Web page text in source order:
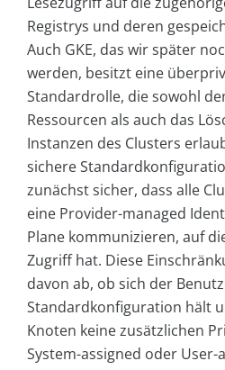
Registrys und deren
Auch GKE, das wir später
werden, besitzt eine
Standardrolle, die sowohl
Ressourcen als auch das
Instanzen des Clusters
sichere
zunächst sicher, dass alle
eine Provider-managed
Plane kommunizieren, auf
Zugriff hat. Diese
davon ab, ob sich der
Standardkonfiguration hält
Knoten keine zusätzlichen
System-assigned oder